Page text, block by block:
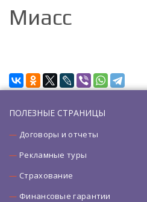
Миасс
ПОЛЕЗНЫЕ СТРАНИЦЫ
Договоры и отчеты
Рекламные туры
Страхование
Финансовые гарантии